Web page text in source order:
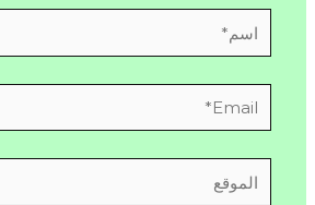
اسم*
Email*
الموقع